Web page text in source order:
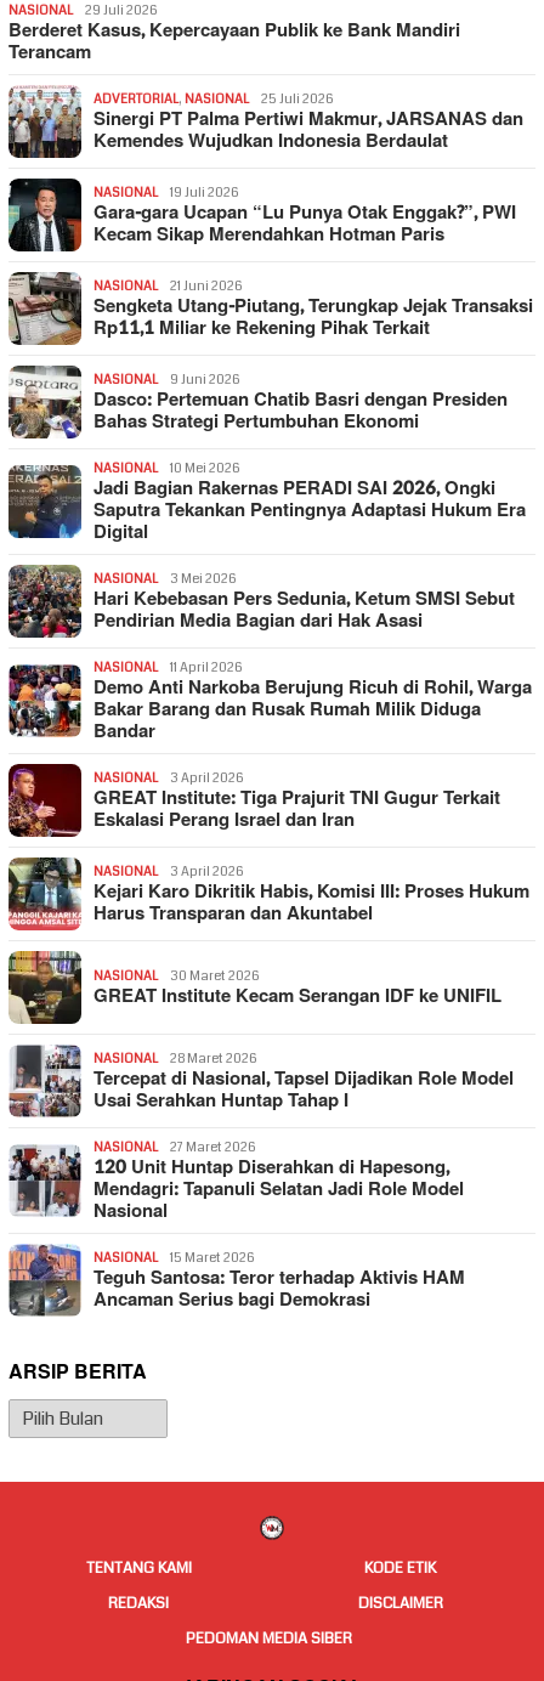
NASIONAL 29 Juli 2026
Berderet Kasus, Kepercayaan Publik ke Bank Mandiri
Terancam
ADVERTORIAL, NASIONAL 25 Juli 2026
Sinergi PT Palma Pertiwi Makmur, JARSANAS dan
Kemendes Wujudkan Indonesia Berdaulat
NASIONAL 19 Juli 2026
Gara-gara Ucapan “Lu Punya Otak Enggak?”, PWI
Kecam Sikap Merendahkan Hotman Paris
NASIONAL 21 Juni 2026
Sengketa Utang-Piutang, Terungkap Jejak Transaksi
Rp11,1 Miliar ke Rekening Pihak Terkait
NASIONAL 9 Juni 2026
Dasco: Pertemuan Chatib Basri dengan Presiden
Bahas Strategi Pertumbuhan Ekonomi
NASIONAL 10 Mei 2026
Jadi Bagian Rakernas PERADI SAI 2026, Ongki
Saputra Tekankan Pentingnya Adaptasi Hukum Era
Digital
NASIONAL 3 Mei 2026
Hari Kebebasan Pers Sedunia, Ketum SMSI Sebut
Pendirian Media Bagian dari Hak Asasi
NASIONAL 11 April 2026
Demo Anti Narkoba Berujung Ricuh di Rohil, Warga
Bakar Barang dan Rusak Rumah Milik Diduga
Bandar
NASIONAL 3 April 2026
GREAT Institute: Tiga Prajurit TNI Gugur Terkait
Eskalasi Perang Israel dan Iran
NASIONAL 3 April 2026
Kejari Karo Dikritik Habis, Komisi III: Proses Hukum
Harus Transparan dan Akuntabel
NASIONAL 30 Maret 2026
GREAT Institute Kecam Serangan IDF ke UNIFIL
NASIONAL 28 Maret 2026
Tercepat di Nasional, Tapsel Dijadikan Role Model
Usai Serahkan Huntap Tahap I
NASIONAL 27 Maret 2026
120 Unit Huntap Diserahkan di Hapesong,
Mendagri: Tapanuli Selatan Jadi Role Model
Nasional
NASIONAL 15 Maret 2026
Teguh Santosa: Teror terhadap Aktivis HAM
Ancaman Serius bagi Demokrasi
ARSIP BERITA
Arsip
Berita
TENTANG KAMI
KODE ETIK
REDAKSI
DISCLAIMER
PEDOMAN MEDIA SIBER